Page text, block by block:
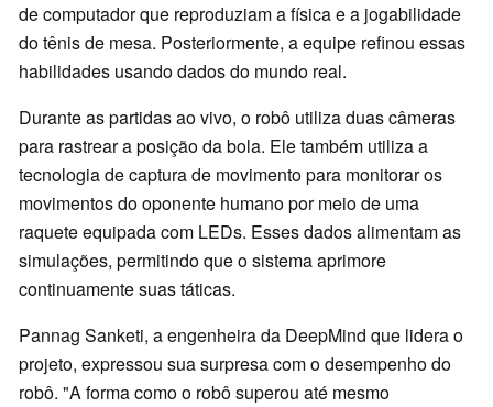
de computador que reproduziam a física e a jogabilidade
do tênis de mesa. Posteriormente, a equipe refinou essas
habilidades usando dados do mundo real.
Durante as partidas ao vivo, o robô utiliza duas câmeras
para rastrear a posição da bola. Ele também utiliza a
tecnologia de captura de movimento para monitorar os
movimentos do oponente humano por meio de uma
raquete equipada com LEDs. Esses dados alimentam as
simulações, permitindo que o sistema aprimore
continuamente suas táticas.
Pannag Sanketi, a engenheira da DeepMind que lidera o
projeto, expressou sua surpresa com o desempenho do
robô. "A forma como o robô superou até mesmo